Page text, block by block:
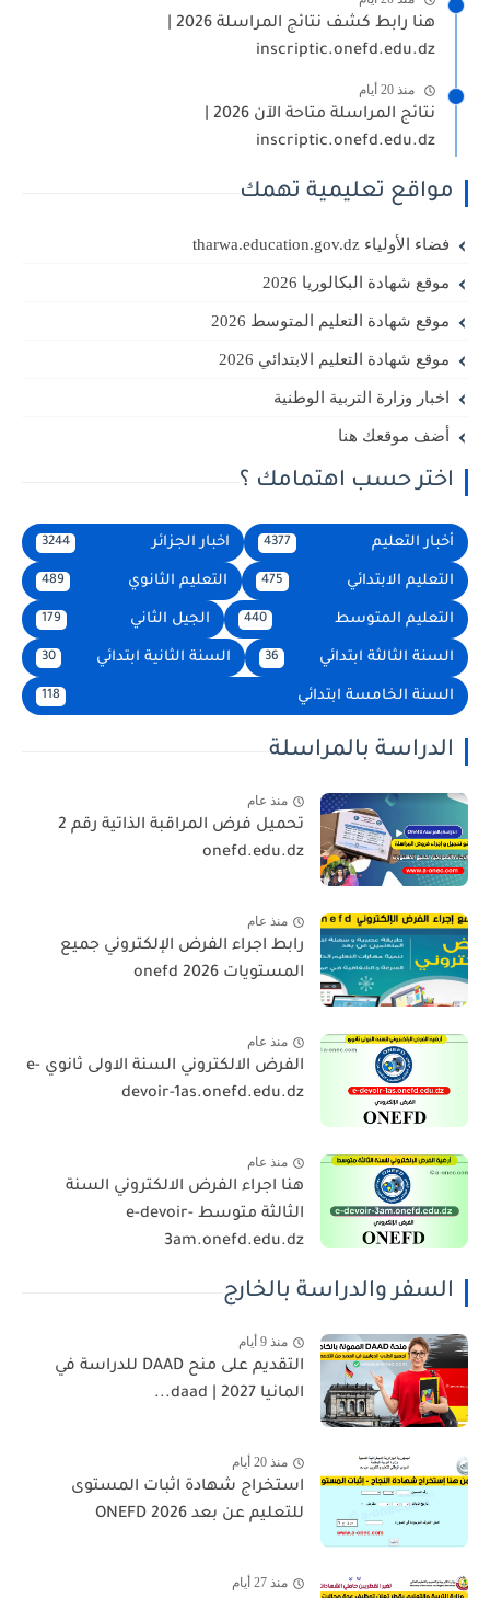
هنا رابط كشف نتائج المراسلة 2026 |
inscriptic.onefd.edu.dz
منذ 20 أيام
نتائج المراسلة متاحة الآن 2026 |
inscriptic.onefd.edu.dz
مواقع تعليمية تهمك
فضاء الأولياء tharwa.education.gov.dz
موقع شهادة البكالوريا 2026
موقع شهادة التعليم المتوسط 2026
موقع شهادة التعليم الابتدائي 2026
اخبار وزارة التربية الوطنية
أضف موقعك هنا
اختر حسب اهتمامك ؟
أخبار التعليم 4377 اخبار الجزائر 3244
التعليم الابتدائي 475 التعليم الثانوي 489
التعليم المتوسط 440 الجيل الثاني 179
السنة الثالثة ابتدائي السنة الثانية ابتدائي
السنة الخامسة ابتدائي 118
الدراسة بالمراسلة
منذ عام
تحميل فرض المراقبة الذاتية رقم 2
onefd.edu.dz
منذ عام
رابط اجراء الفرض الإلكتروني جميع
المستويات 2026 onefd
منذ عام
الفرض الالكتروني السنة الاولى ثانوي e-
devoir-1as.onefd.edu.dz
منذ عام
هنا اجراء الفرض الالكتروني السنة
الثالثة متوسط e-devoir-
3am.onefd.edu.dz
السفر والدراسة بالخارج
منذ 9 أيام
التقديم على منح DAAD للدراسة في
المانيا 2027 | daad...
منذ 20 أيام
استخراج شهادة اثبات المستوى
للتعليم عن بعد 2026 ONEFD
منذ 27 أيام